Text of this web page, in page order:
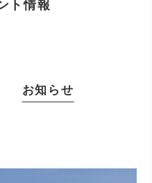
ト情報
お知らせ